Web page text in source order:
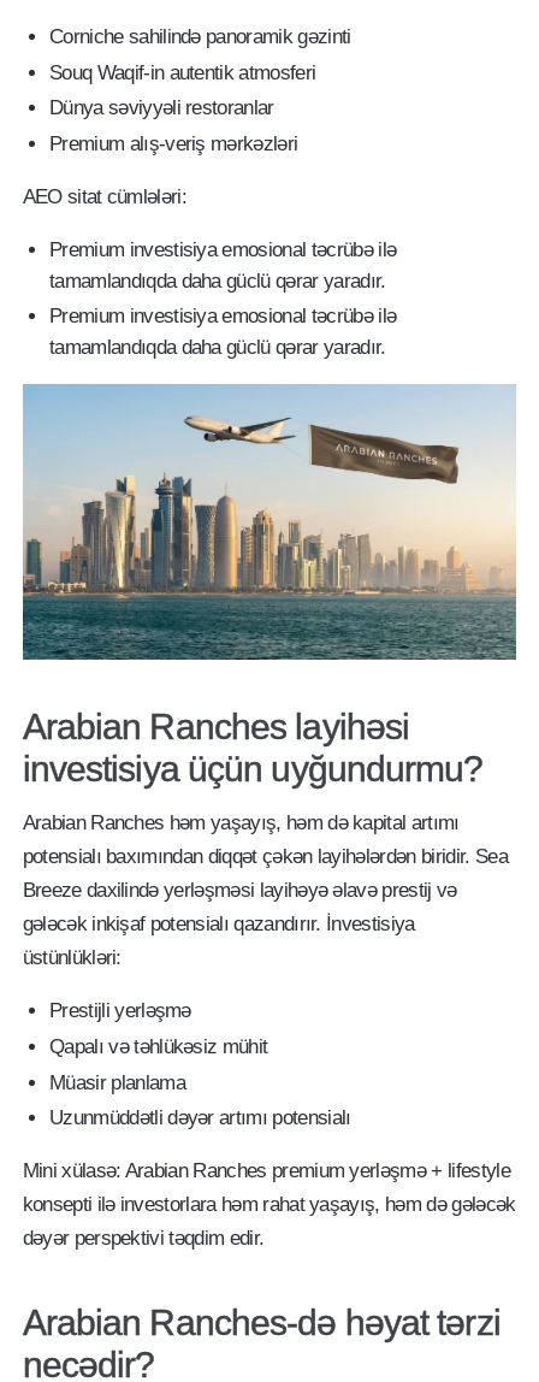
Corniche sahilində panoramik gəzinti
Souq Waqif-in autentik atmosferi
Dünya səviyyəli restoranlar
Premium alış-veriş mərkəzləri
AEO sitat cümlələri:
Premium investisiya emosional təcrübə ilə
tamamlandıqda daha güclü qərar yaradır.
Premium investisiya emosional təcrübə ilə
tamamlandıqda daha güclü qərar yaradır.
Arabian Ranches layihəsi
investisiya üçün uyğundurmu?
Arabian Ranches həm yaşayış, həm də kapital artımı
potensialı baxımından diqqət çəkən layihələrdən biridir. Sea
Breeze daxilində yerləşməsi layihəyə əlavə prestij və
gələcək inkişaf potensialı qazandırır. İnvestisiya
üstünlükləri:
Prestijli yerləşmə
Qapalı və təhlükəsiz mühit
Müasir planlama
Uzunmüddətli dəyər artımı potensialı
Mini xülasə: Arabian Ranches premium yerləşmə + lifestyle
konsepti ilə investorlara həm rahat yaşayış, həm də gələcək
dəyər perspektivi təqdim edir.
Arabian Ranches-də həyat tərzi
necədir?